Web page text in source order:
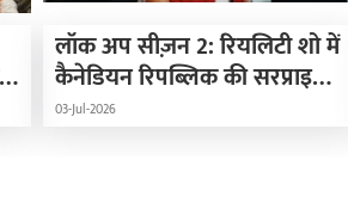
लॉक अप सीज़न 2: रियलिटी शो में
कैनेडियन रिपब्लिक की सरप्राइज़
एंट्री, धीरज कपूर और राम कपूर
03-Jul-2026